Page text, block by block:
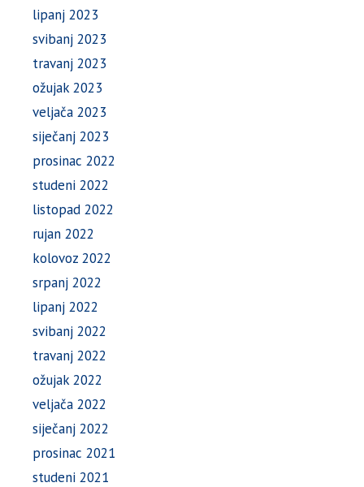
lipanj 2023
svibanj 2023
travanj 2023
ožujak 2023
veljača 2023
siječanj 2023
prosinac 2022
studeni 2022
listopad 2022
rujan 2022
kolovoz 2022
srpanj 2022
lipanj 2022
svibanj 2022
travanj 2022
ožujak 2022
veljača 2022
siječanj 2022
prosinac 2021
studeni 2021